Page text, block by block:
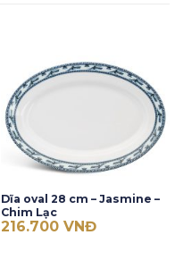
Dĩa oval 28 cm – Jasmine –
Chim Lạc
216.700 VNĐ